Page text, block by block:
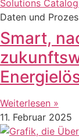
Daten und
Smart,
Weiterlesen »
11. Februar 2025